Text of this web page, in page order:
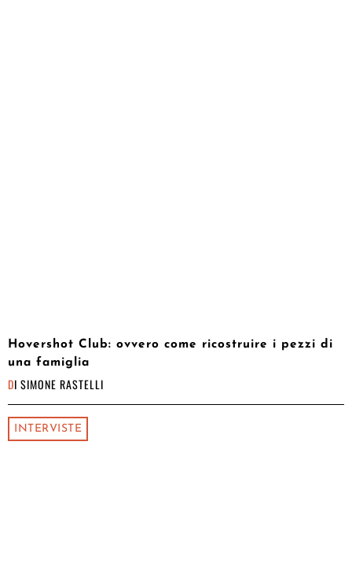
Hovershot Club: ovvero come ricostruire i pezzi di
una famiglia
DI SIMONE RASTELLI
INTERVISTE